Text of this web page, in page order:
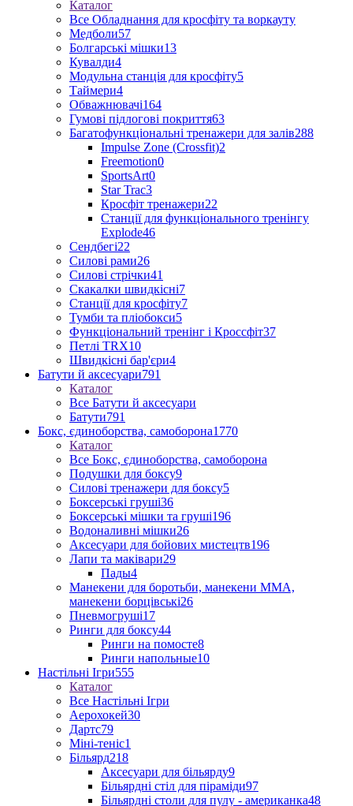
Каталог
Все Обладнання для кросфіту та воркауту
Медболи57
Болгарські мішки13
Кувалди4
Модульна станція для кросфіту5
Таймери4
Обважнювачі164
Гумові підлогові покриття63
Багатофункціональні тренажери для залів288
Impulse Zone (Crossfit)2
Freemotion0
SportsArt0
Star Trac3
Кросфіт тренажери22
Станції для функціонального тренінгу
Explode46
Сендбегі22
Силові рами26
Силові стрічки41
Скакалки швидкісні7
Станції для кросфіту7
Тумби та пліобокси5
Функціональний тренінг і Кроссфіт37
Петлі TRX10
Швидкісні бар'єри4
Батути й аксесуари791
Каталог
Все Батути й аксесуари
Батути791
Бокс, єдиноборства, самоборона1770
Каталог
Все Бокс, єдиноборства, самоборона
Подушки для боксу9
Силові тренажери для боксу5
Боксерські груші36
Боксерські мішки та груші196
Водоналивні мішки26
Аксесуари для бойових мистецтв196
Лапи та маківари29
Пады4
Манекени для боротьби, манекени ММА,
манекени борцівські26
Пневмогруші17
Ринги для боксу44
Ринги на помосте8
Ринги напольные10
Настільні Ігри555
Каталог
Все Настільні Ігри
Аерохокей30
Дартс79
Міні-теніс1
Більярд218
Аксесуари для більярду9
Більярдні стіл для піраміди97
Більярдні столи для пулу - американка48